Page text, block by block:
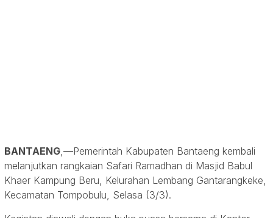
BANTAENG ,—Pemerintah Kabupaten Bantaeng kembali
melanjutkan rangkaian Safari Ramadhan di Masjid Babul
Khaer Kampung Beru, Kelurahan Lembang Gantarangkeke,
Kecamatan Tompobulu, Selasa (3/3).